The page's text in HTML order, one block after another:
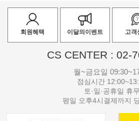
회원혜택 이달의이벤트 고객
CS CENTER : 02-
월~금요일
점심시간
토·일·공휴일 휴무
평일 오후4시결제까지